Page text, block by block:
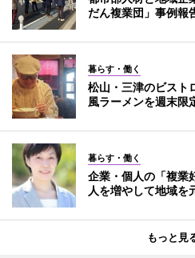
だん複業団」事例報
暮らす・働く
松山・三津のビスト
風ラーメンを週末限
暮らす・働く
企業・個人の「複
人を増やして地域を
もっと見